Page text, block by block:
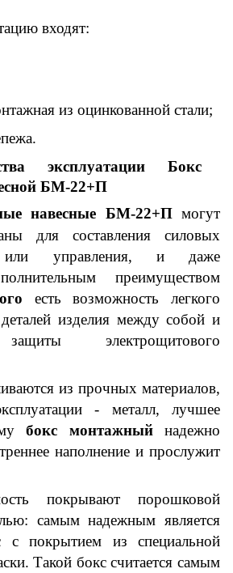
входят:
из оцинкованной стали;
эксплуатации
Бокс
БМ-22+П
навесные БМ-22+П могут
для составления силовых
или управления, и даже
преимуществом
есть возможность легкого
изделия между собой и
электрощитового
из прочных материалов,
- металл, лучшее
бокс монтажныйнадежно
наполнение и прослужит
покрывают порошковой
самым надежным является
с покрытием из специальной
Такой бокс считается самым